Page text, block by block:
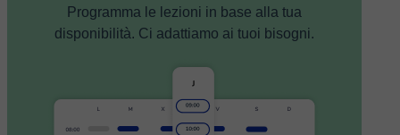
Programma le lezioni in base alla tua
disponibilità. Ci adattiamo ai tuoi bisogni.